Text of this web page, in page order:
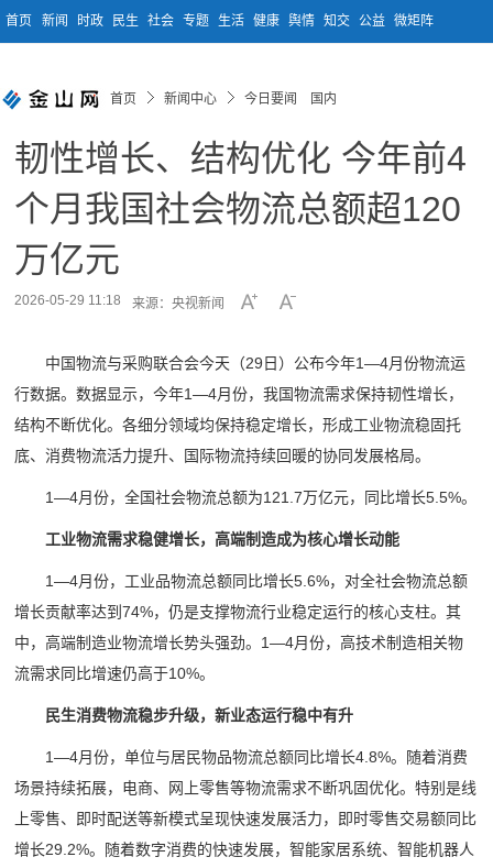
首页 新闻 时政 民生 社会 专题 生活 健康 舆情 知交 公益 微矩阵
首页 新闻中心 今日要闻 国内
韧性增长、结构优化 今年前4
个月我国社会物流总额超120
万亿元
2026-05-29 11:18 来源：央视新闻
中国物流与采购联合会今天（29日）公布今年1—4月份物流运
行数据。数据显示，今年1—4月份，我国物流需求保持韧性增长，
结构不断优化。各细分领域均保持稳定增长，形成工业物流稳固托
底、消费物流活力提升、国际物流持续回暖的协同发展格局。
1—4月份，全国社会物流总额为121.7万亿元，同比增长5.5%。
工业物流需求稳健增长，高端制造成为核心增长动能
1—4月份，工业品物流总额同比增长5.6%，对全社会物流总额
增长贡献率达到74%，仍是支撑物流行业稳定运行的核心支柱。其
中，高端制造业物流增长势头强劲。1—4月份，高技术制造相关物
流需求同比增速仍高于10%。
民生消费物流稳步升级，新业态运行稳中有升
1—4月份，单位与居民物品物流总额同比增长4.8%。随着消费
场景持续拓展，电商、网上零售等物流需求不断巩固优化。特别是线
上零售、即时配送等新模式呈现快速发展活力，即时零售交易额同比
增长29.2%。随着数字消费的快速发展，智能家居系统、智能机器人